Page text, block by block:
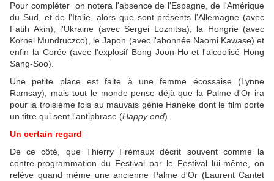
Pour compléter on notera l'absence de l'Espagne, de l'Amérique
du Sud, et de l'Italie, alors que sont présents l'Allemagne (avec
Fatih Akin), l'Ukraine (avec Sergei Loznitsa), la Hongrie (avec
Kornel Mundruczco), le Japon (avec l'abonnée Naomi Kawase) et
enfin la Corée (avec l'explosif Bong Joon-Ho et l'alcoolisé Hong
Sang-Soo).
Une petite place est faite à une femme écossaise (Lynne
Ramsay), mais tout le monde pense déjà que la Palme d'Or ira
pour la troisième fois au mauvais génie Haneke dont le film porte
un titre qui sent l'antiphrase (Happy end).
Un certain regard
De ce côté, que Thierry Frémaux décrit souvent comme la
contre-programmation du Festival par le Festival lui-même, on
relève quand même une ancienne Palme d'Or (Laurent Cantet